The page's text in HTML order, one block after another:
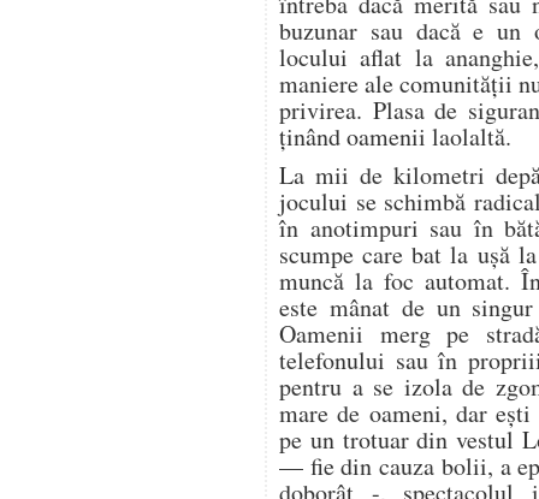
buzunar sau dacă e
locului aflat la
maniere ale comunității
privirea. Plasa de
ținând oamenii laolaltă.
La mii de kilometri
jocului se schimbă
în anotimpuri sau în
scumpe care bat la ușă
muncă la foc automat.
este mânat de un
Oamenii merg pe
telefonului sau în
pentru a se izola de
mare de oameni, dar
pe un trotuar din vestul
— fie din cauza bolii, a
doborât -, spectacolul